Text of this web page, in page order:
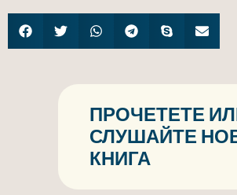
ПРОЧЕТЕТЕ
СЛУШАЙТЕ
КНИГА